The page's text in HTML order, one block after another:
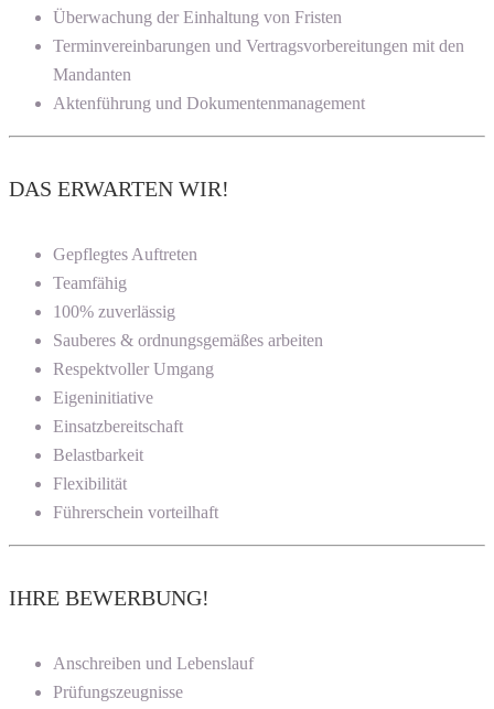
Überwachung der Einhaltung von Fristen
Terminvereinbarungen und Vertragsvorbereitungen mit den
Mandanten
Aktenführung und Dokumentenmanagement
DAS ERWARTEN WIR!
Gepflegtes Auftreten
Teamfähig
100% zuverlässig
Sauberes & ordnungsgemäßes arbeiten
Respektvoller Umgang
Eigeninitiative
Einsatzbereitschaft
Belastbarkeit
Flexibilität
Führerschein vorteilhaft
IHRE BEWERBUNG!
Anschreiben und Lebenslauf
Prüfungszeugnisse